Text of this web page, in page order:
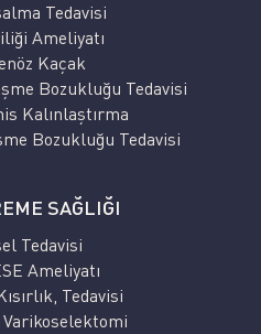
Tedavisi
Ameliyatı
Kaçak
Bozukluğu Tedavisi
Kalınlaştırma
Bozukluğu Tedavisi
SAĞLIĞI
Tedavisi
Ameliyatı
Tedavisi